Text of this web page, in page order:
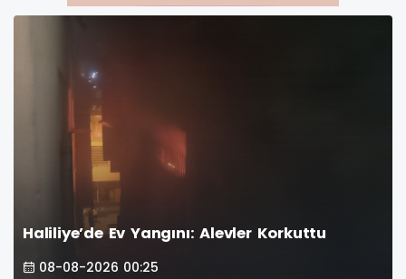
Haliliye’de Ev Yangını: Alevler Korkuttu
08-08-2026 00:25